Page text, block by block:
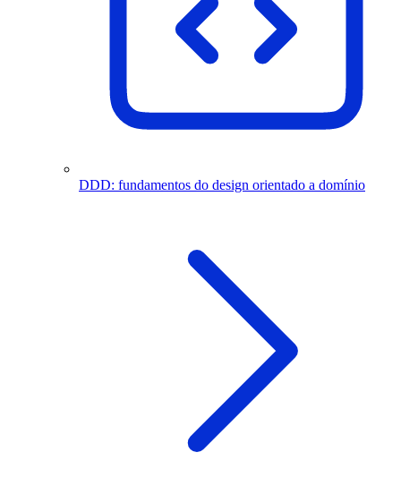
DDD: fundamentos do design orientado a domínio